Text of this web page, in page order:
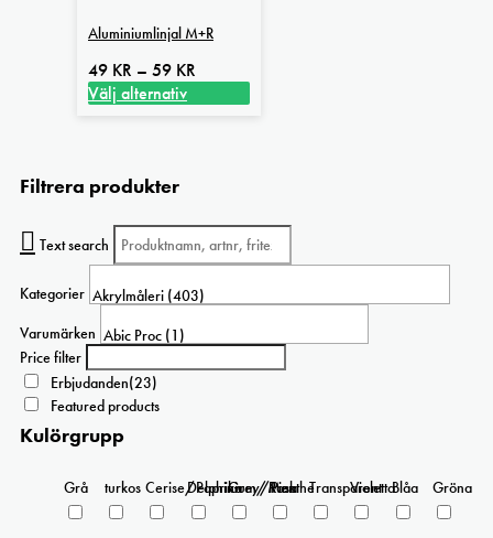
Aluminiumlinjal M+R
49 KR – 59 KR
Välj alternativ
har
varianter.
De
alternativen
kan
väljas
på
produktsidan
Filtrera produkter
Text search
Kategorier
Varumärken
Price filter
Erbjudanden(23)
Featured products
Kulörgrupp
Grå turkos Cerise/Paprika
Delphinium/Menthe
Grey/Pink
Rosa Transparent
ViolettaBlåa Gröna